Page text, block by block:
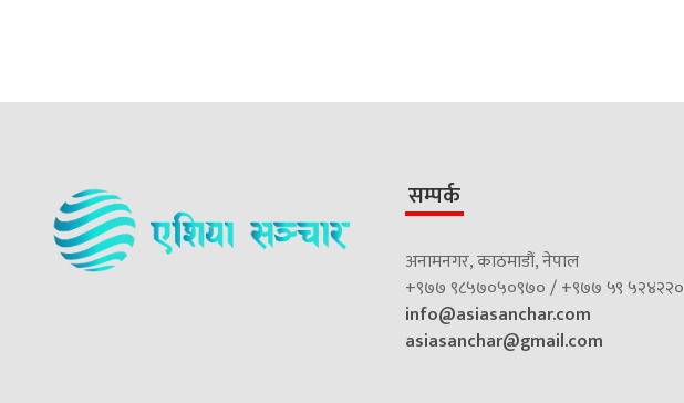
सम्पर्क
अनामनगर, काठमाडौं, नेपाल
+९७७ ९८५७०५०९७० / +९७७ ५९ ५२४२२०
info@asiasanchar.com
asiasanchar@gmail.com